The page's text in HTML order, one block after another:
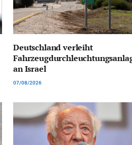
Deutschland verleiht
an Israel
07/08/2026